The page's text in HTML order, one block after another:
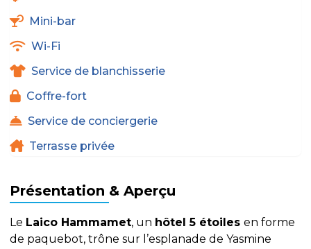
Mini-bar
Wi-Fi
Service de blanchisserie
Coffre-fort
Service de conciergerie
Terrasse privée
Présentation & Aperçu
Le Laico Hammamet, un hôtel 5 étoiles en forme
de paquebot, trône sur l’esplanade de Yasmine